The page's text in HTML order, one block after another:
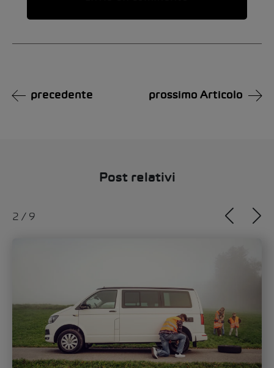
precedente prossimo Articolo
Post relativi
2 / 9